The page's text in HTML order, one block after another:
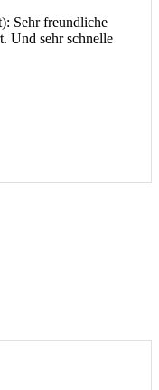
Sehr freundliche
Und sehr schnelle